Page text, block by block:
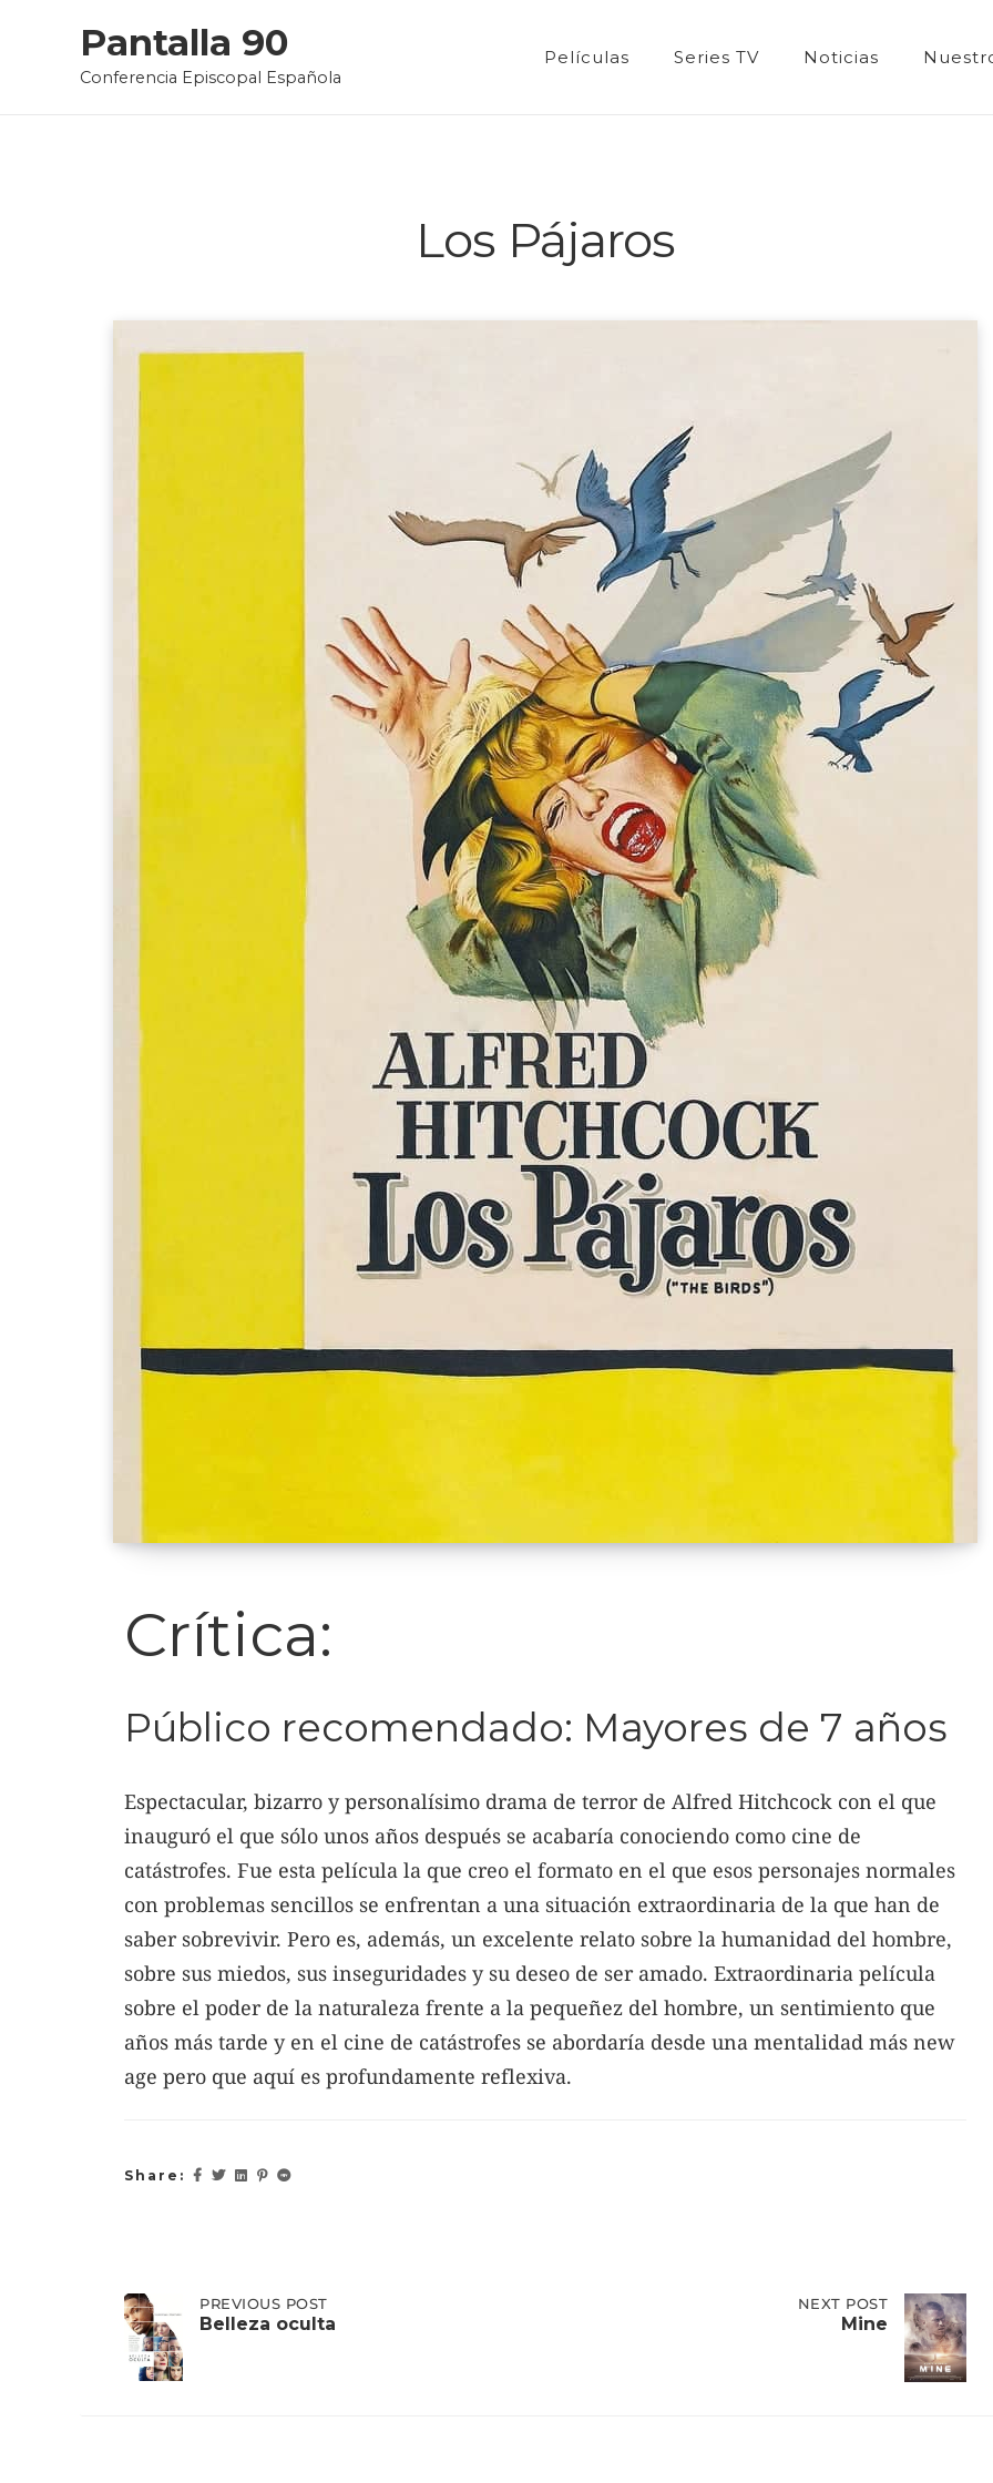
Pantalla 90
Conferencia Episcopal Española
Películas Series TV Noticias
Los Pájaros
Crítica:
Público recomendado: Mayores de 7 años
Espectacular, bizarro y personalísimo drama de terror de Alfred Hitchcock con el que
inauguró el que sólo unos años después se acabaría conociendo como cine de
catástrofes. Fue esta película la que creo el formato en el que esos personajes normales
con problemas sencillos se enfrentan a una situación extraordinaria de la que han de
saber sobrevivir. Pero es, además, un excelente relato sobre la humanidad del hombre,
sobre sus miedos, sus inseguridades y su deseo de ser amado. Extraordinaria película
sobre el poder de la naturaleza frente a la pequeñez del hombre, un sentimiento que
años más tarde y en el cine de catástrofes se abordaría desde una mentalidad más new
age pero que aquí es profundamente reflexiva.
Share:
Post
navigation
PREVIOUS
POST:
PREVIOUS POST
Belleza oculta
NEXT POST
Mine